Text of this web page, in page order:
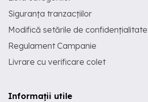
Siguranța tranzacțiilor
Modifică setările de confidențialitate
Regulament Campanie
Livrare cu verificare colet
Informații utile